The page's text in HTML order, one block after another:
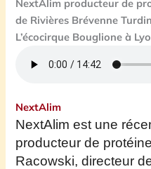
NextAlim producteur de
de Rivières Brévenne
L’écocirque Bouglione à
NextAlim
NextAlim est une
producteur de
Racowski, directeur